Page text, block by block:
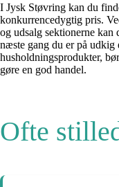
I Jysk Støvring kan du
konkurrencedygtig pris.
og udsalg sektionerne kan
næste gang du er på udkig
husholdningsprodukter,
gøre en god handel.
Ofte